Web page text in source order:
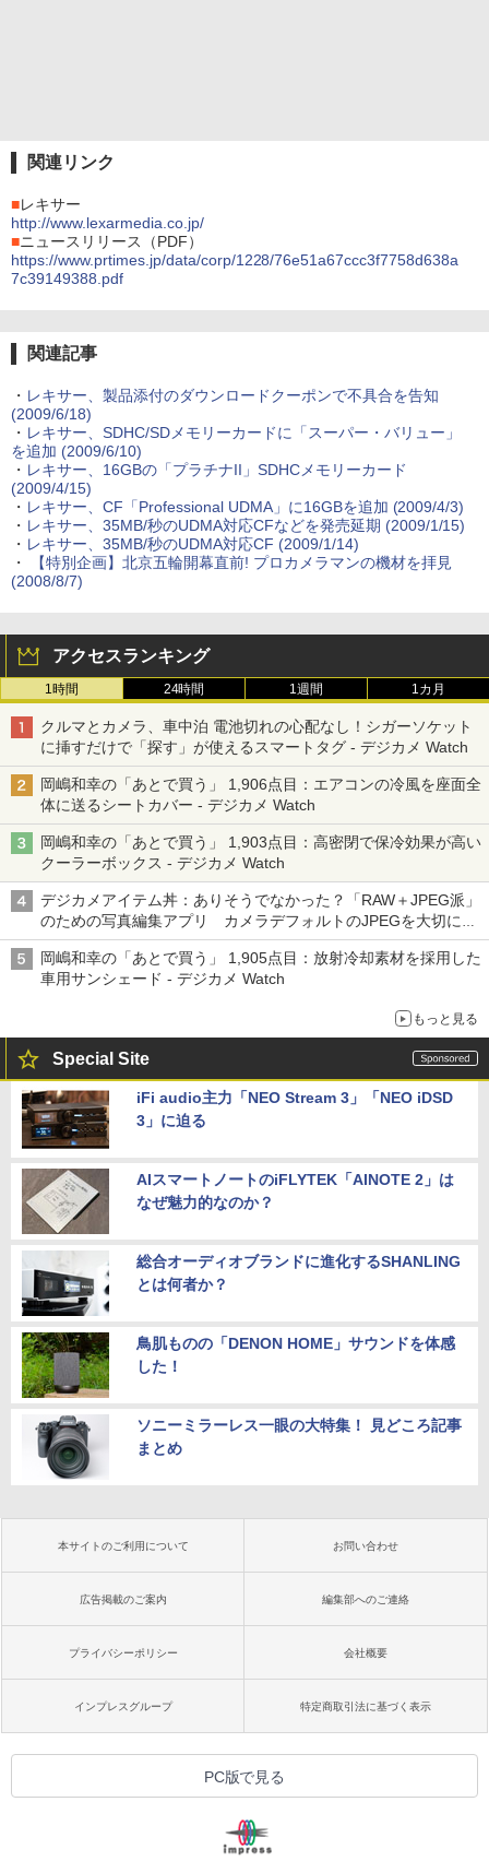
関連リンク
■レキサー
http://www.lexarmedia.co.jp/
■ニュースリリース（PDF）
https://www.prtimes.jp/data/corp/1228/76e51a67ccc3f7758d638a
7c39149388.pdf
関連記事
・ レキサー、製品添付のダウンロードクーポンで不具合を告知
(2009/6/18)
・ レキサー、SDHC/SDメモリーカードに「スーパー・バリュー」
を追加 (2009/6/10)
・ レキサー、16GBの「プラチナII」SDHCメモリーカード
(2009/4/15)
・ レキサー、CF「Professional UDMA」に16GBを追加 (2009/4/3)
・ レキサー、35MB/秒のUDMA対応CFなどを発売延期 (2009/1/15)
・ レキサー、35MB/秒のUDMA対応CF (2009/1/14)
・
【特別企画】北京五輪開幕直前! プロカメラマンの機材を拝見
(2008/8/7)
アクセスランキング
1時間 24時間 1週間 1カ月
クルマとカメラ、車中泊 電池切れの心配なし！シガーソケット
に挿すだけで「探す」が使えるスマートタグ - デジカメ Watch
岡嶋和幸の「あとで買う」 1,906点目：エアコンの冷風を座面全
体に送るシートカバー - デジカメ Watch
岡嶋和幸の「あとで買う」 1,903点目：高密閉で保冷効果が高い
クーラーボックス - デジカメ Watch
デジカメアイテム丼：ありそうでなかった？「RAW＋JPEG派」
のための写真編集アプリ カメラデフォルトのJPEGを大切にす
る「Filmator」
岡嶋和幸の「あとで買う」 1,905点目：放射冷却素材を採用した
車用サンシェード - デジカメ Watch
もっと見る
Special Site
iFi audio主力「NEO Stream 3」「NEO iDSD
3」に迫る
AIスマートノートのiFLYTEK「AINOTE 2」は
なぜ魅力的なのか？
総合オーディオブランドに進化するSHANLING
とは何者か？
鳥肌ものの「DENON HOME」サウンドを体感
した！
ソニーミラーレス一眼の大特集！ 見どころ記事
まとめ
本サイトのご利用について お問い合わせ
広告掲載のご案内 編集部へのご連絡
プライバシーポリシー 会社概要
インプレスグループ 特定商取引法に基づく表示
PC版で見る